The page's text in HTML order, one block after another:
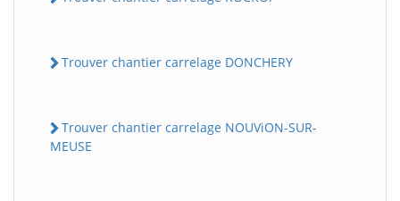
Trouver chantier carrelage DONCHERY
Trouver chantier carrelage NOUViON-SUR-
MEUSE